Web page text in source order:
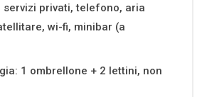
privati, telefono, aria
wi-fi, minibar (a
1 ombrellone + 2 lettini, non